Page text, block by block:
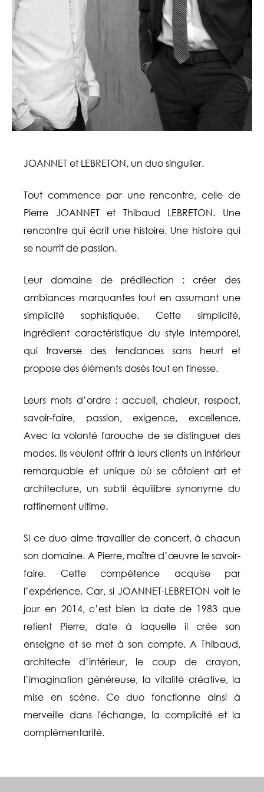
JOANNET et LEBRETON, un duo singulier.
Tout commence par une rencontre, celle de
Pierre JOANNET et Thibaud LEBRETON. Une
rencontre qui écrit une histoire. Une histoire qui
se nourrit de passion.
Leur domaine de prédilection : créer des
ambiances marquantes tout en assumant une
simplicité sophistiquée. Cette simplicité,
ingrédient caractéristique du style intemporel,
qui traverse des tendances sans heurt et
propose des éléments dosés tout en finesse.
Leurs mots d’ordre : accueil, chaleur, respect,
savoir-faire, passion, exigence, excellence.
Avec la volonté farouche de se distinguer des
modes. Ils veulent offrir à leurs clients un intérieur
remarquable et unique où se côtoient art et
architecture, un subtil équilibre synonyme du
raffinement ultime.
Si ce duo aime travailler de concert, à chacun
son domaine. A Pierre, maître d’œuvre le savoir-
faire. Cette compétence acquise par
l’expérience. Car, si JOANNET-LEBRETON voit le
jour en 2014, c’est bien la date de 1983 que
retient Pierre, date à laquelle il crée son
enseigne et se met à son compte. A Thibaud,
architecte d’intérieur, le coup de crayon,
l’imagination généreuse, la vitalité créative, la
mise en scène. Ce duo fonctionne ainsi à
merveille dans l'échange, la complicité et la
complémentarité.